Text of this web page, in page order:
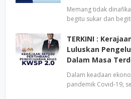
Memang tidak
begitu sukar dan
TERKINI :
Luluskan
Dalam Masa
Dalam keadaan
pandemik Covid-19,